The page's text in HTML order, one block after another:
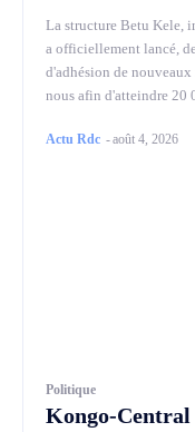
La structure Betu Kele,
a officiellement lancé,
d'adhésion de nouveaux
nous afin d'atteindre 20
Actu Rdc -août 4, 2026
Politique
Kongo-